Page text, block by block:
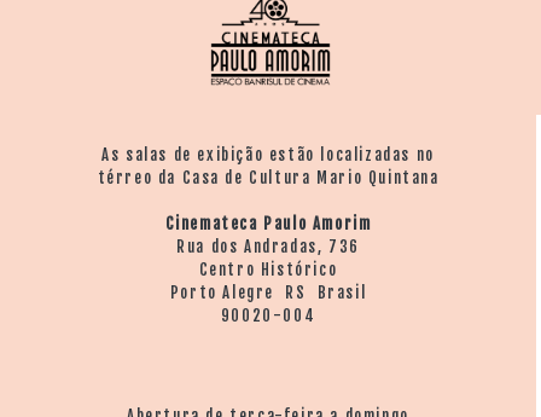
As salas de exibição estão localizadas no
térreo da Casa de Cultura Mario Quintana
Cinemateca Paulo Amorim
Rua dos Andradas, 736
Centro Histórico
Porto Alegre RS Brasil
90020-004